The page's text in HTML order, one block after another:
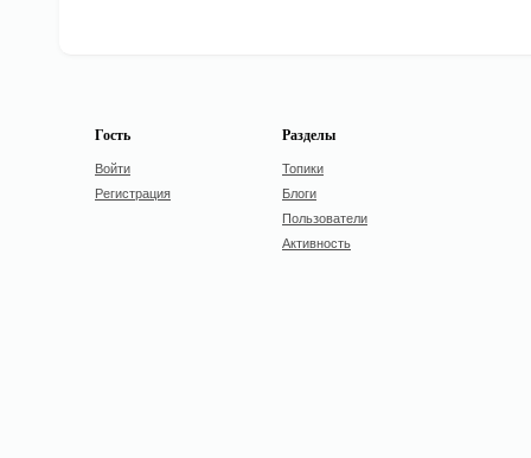
Гость
Войти
Регистрация
Разделы
Топики
Блоги
Пользователи
Активность